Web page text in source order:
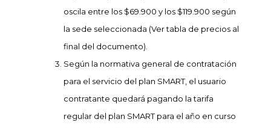
oscila entre los $69.900 y los $119.900 según
la sede seleccionada (Ver tabla de precios al
final del documento).
Según la normativa general de contratación
para el servicio del plan SMART, el usuario
contratante quedará pagando la tarifa
regular del plan SMART para el año en curso